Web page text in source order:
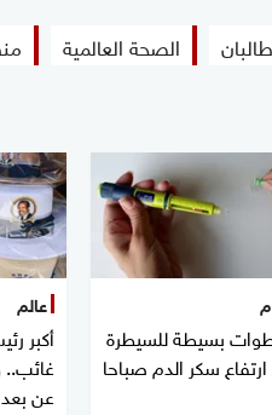
الصحة العالمية
بسيطة للسيطرة
سكر الدم صباحا
عالم
أكبر
غائب..
عن بعد